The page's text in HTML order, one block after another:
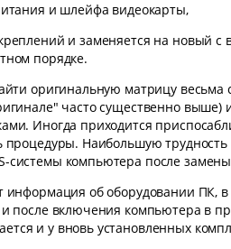
и шлейфа видеокарты,
и заменяется на новый с
порядке.
оригинальную матрицу весьма
часто существенно выше)
Иногда приходится
процедуры. Наибольшую
системы компьютера после
информация об оборудовании ПК, в
и после включения компьютера в
и у вновь установленных